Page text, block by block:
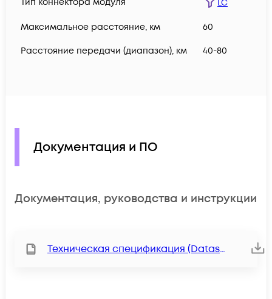
LC
Максимальное расстояние, км 60
Расстояние передачи (диапазон), км 40-80
Документация и ПО
Документация, руководства и инструкции
Техническая спецификация (Datasheet)